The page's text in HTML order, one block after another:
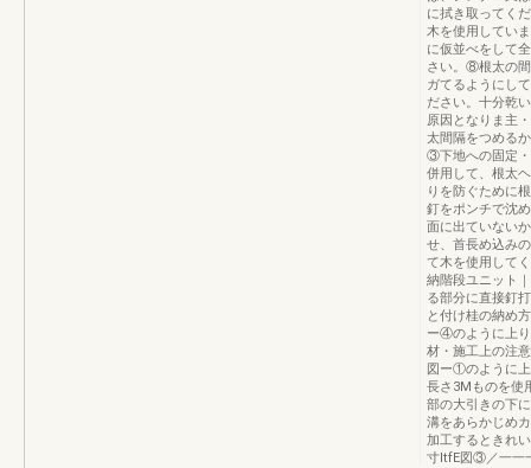
に拭き取ってく
木を使用してい
に仮並べをして
さい。⑧根太の
ガてるようにし
ださい。十分乾
原因となりま主
太間隔をつめる
③下地への固定
併用して、根太
りを防ぐために
釘をポンチで沈
面に出ていない
せ、首長め込み
て木を使用して
納階段ユニット
る部分に直接釘
と付け桂の納め
ー④のように上
材・施工上の注
図ー①のように
長さ3Mものを使
部の大引きの下
溝をあらかじめ
加工するときれ
寸ltfE図③／一一